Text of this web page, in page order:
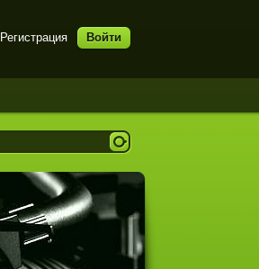
Регистрация Войти